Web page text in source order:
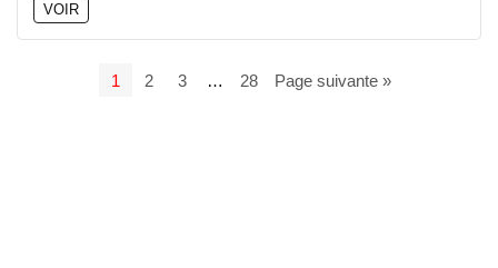
VOIR
1 2 3 … 28 Page suivante »